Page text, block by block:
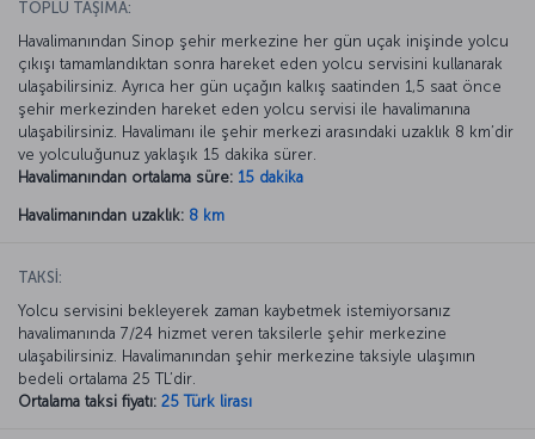
TOPLU TAŞIMA:
Havalimanından Sinop şehir merkezine her gün uçak inişinde yolcu
çıkışı tamamlandıktan sonra hareket eden yolcu servisini kullanarak
ulaşabilirsiniz. Ayrıca her gün uçağın kalkış saatinden 1,5 saat önce
şehir merkezinden hareket eden yolcu servisi ile havalimanına
ulaşabilirsiniz. Havalimanı ile şehir merkezi arasındaki uzaklık 8 km’dir
ve yolculuğunuz yaklaşık 15 dakika sürer.
Havalimanından ortalama süre: 15 dakika
Havalimanından uzaklık: 8 km
TAKSİ:
Yolcu servisini bekleyerek zaman kaybetmek istemiyorsanız
havalimanında 7/24 hizmet veren taksilerle şehir merkezine
ulaşabilirsiniz. Havalimanından şehir merkezine taksiyle ulaşımın
bedeli ortalama 25 TL’dir.
Ortalama taksi fiyatı: 25 Türk lirası